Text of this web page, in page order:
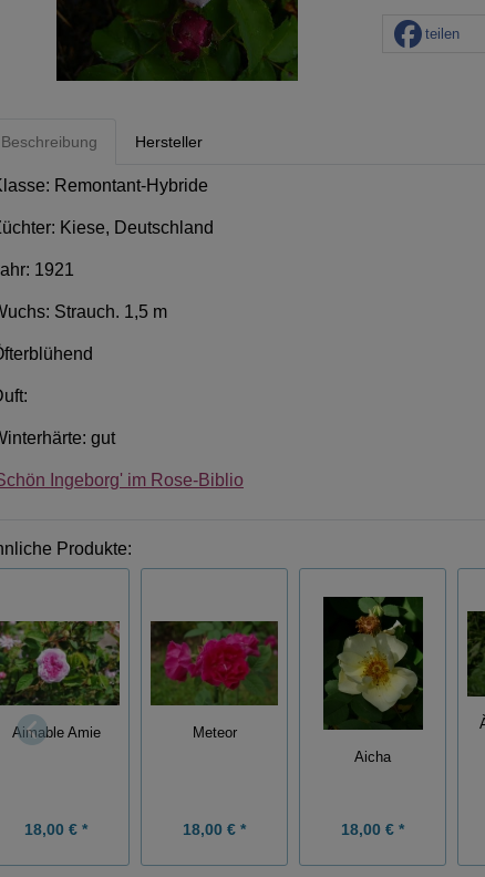
teilen
Beschreibung Hersteller
Remontant-Hybride
Kiese, Deutschland
1921
Strauch. 1,5 m
gut
Ingeborg' im Rose-Biblio
Produkte:
Aimable Amie
18,00 € *
Meteor
18,00 € *
Aicha
18,00 € *